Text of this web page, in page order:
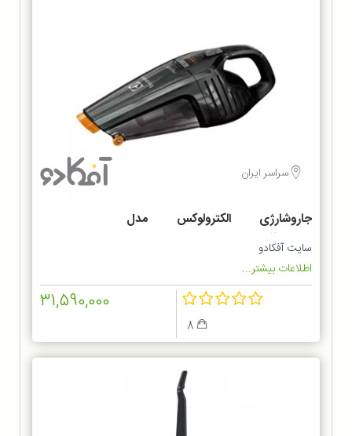
سراسر ایران
جاروشارژی الکترولوکس مدل
ZB6214IGM
سایت آفکادو
اطلاعات بیشتر...
31,590,000